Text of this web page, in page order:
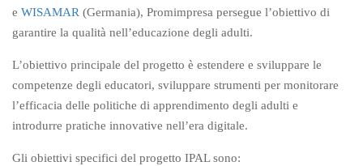
e WISAMAR (Germania), Promimpresa persegue l’obiettivo di
garantire la qualità nell’educazione degli adulti.
L’obiettivo principale del progetto è estendere e sviluppare le
competenze degli educatori, sviluppare strumenti per monitorare
l’efficacia delle politiche di apprendimento degli adulti e
introdurre pratiche innovative nell’era digitale.
Gli obiettivi specifici del progetto IPAL sono: